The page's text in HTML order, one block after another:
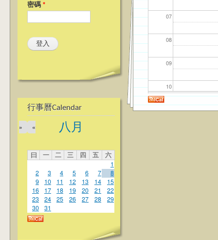
密碼 *
行事曆Calendar
八月
«
»
曰 一 二 三 四 五
六
1
2
3 4 5 6 7
8
9
10 11 12 13 14
15
16
17 18 19 20 21
22
23
24 25 26 27 28
29
30
31
07
08
09
10
11